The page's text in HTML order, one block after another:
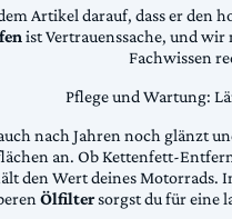
Artikel darauf, dass er den
ist Vertrauenssache, und wir
Fachwissen
Pflege und Wartung:
nach Jahren noch glänzt
an. Ob Kettenfett-
den Wert deines Motorrads.
Ölfiltersorgst du für eine